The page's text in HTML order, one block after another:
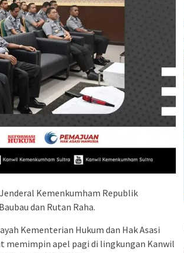
Kemenkumham Republik
dan Rutan Raha.
Kementerian Hukum dan Hak Asasi
memimpin apel pagi di lingkungan Kanwil